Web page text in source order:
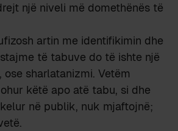
një niveli më domethënës të
artin me identifikimin dhe
të tabuve do të ishte një
sharlatanizmi. Vetëm
këtë apo atë tabu, si dhe
në publik, nuk mjaftojnë;